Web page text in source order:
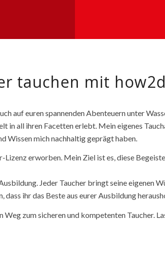
tauchen mit
auf euren spannenden Abenteuern unter
in all ihren Facetten erlebt. Mein eigenes
Wissen mich nachhaltig geprägt haben.
erworben. Mein Ziel ist es, diese
Jeder Taucher bringt seine eigenen
dass ihr das Beste aus eurer Ausbildung
zum sicheren und kompetenten Taucher.